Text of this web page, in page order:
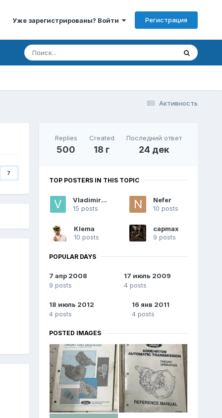
Уже зарегистрированы? Войти Регистрация
Активность
7
Replies
500
Created
18 г
Последний ответ
24 дек
TOP POSTERS IN THIS TOPIC
VladimirSh
15 posts
Nefer
10 posts
Klema
10 posts
capmax
9 posts
POPULAR DAYS
7 апр 2008
9 posts
17 июль 2009
4 posts
18 июль 2012
4 posts
16 янв 2011
4 posts
POSTED IMAGES